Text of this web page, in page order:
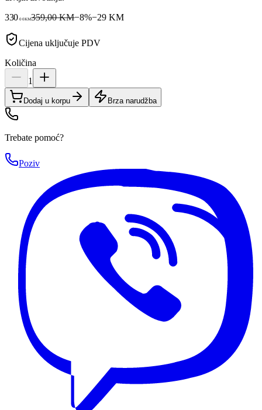
330 00KM359,00 KM−8%−29 KM
Cijena uključuje PDV
Količina
1
Dodaj u korpu Brza narudžba
Trebate pomoć?
Poziv